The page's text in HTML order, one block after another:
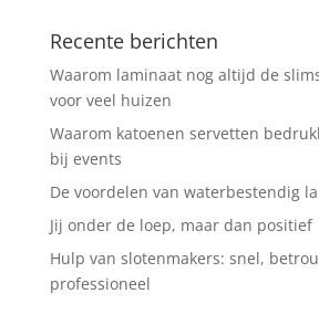
Recente berichten
Waarom laminaat nog altijd de
voor veel huizen
Waarom katoenen servetten
bij events
De voordelen van waterbestendig
Jij onder de loep, maar dan positief
Hulp van slotenmakers: snel,
professioneel